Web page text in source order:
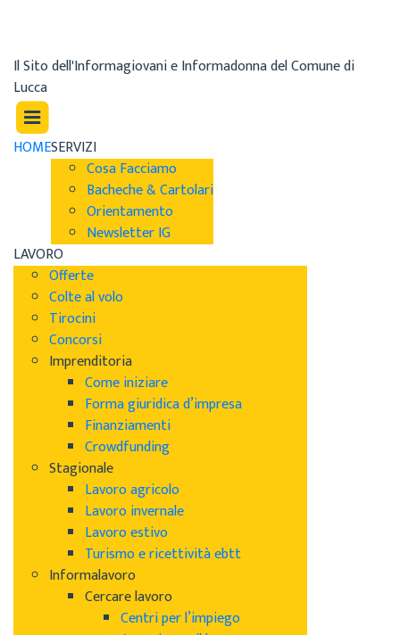
Il Sito dell'Informagiovani e Informadonna del Comune di
Lucca
HOMESERVIZI
Cosa Facciamo
Bacheche & Cartolari
Orientamento
Newsletter IG
LAVORO
Offerte
Colte al volo
Tirocini
Concorsi
Imprenditoria
Come iniziare
Forma giuridica d’impresa
Finanziamenti
Crowdfunding
Stagionale
Lavoro agricolo
Lavoro invernale
Lavoro estivo
Turismo e ricettività ebtt
Informalavoro
Cercare lavoro
Centri per l’impiego